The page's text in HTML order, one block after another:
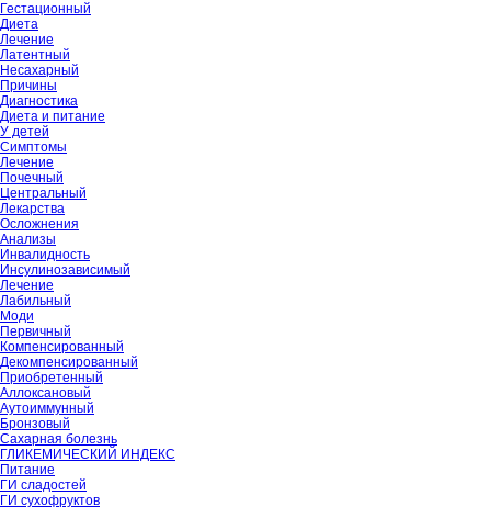
Гестационный
Диета
Лечение
Латентный
Несахарный
Причины
Диагностика
Диета и питание
У детей
Симптомы
Лечение
Почечный
Центральный
Лекарства
Осложнения
Анализы
Инвалидность
Инсулинозависимый
Лечение
Лабильный
Моди
Первичный
Компенсированный
Декомпенсированный
Приобретенный
Аллоксановый
Аутоиммунный
Бронзовый
Сахарная болезнь
ГЛИКЕМИЧЕСКИЙ ИНДЕКС
Питание
ГИ сладостей
ГИ сухофруктов